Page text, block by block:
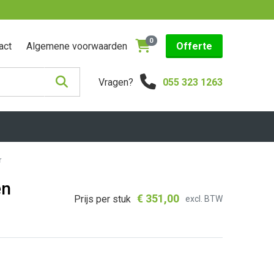
Algemene voorwaarden 0 Offerte
Vragen? 055 323 1263
Prijs per stuk € 351,00 excl. BTW